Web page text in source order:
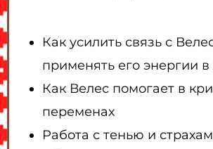
Как усилить связь с
применять его энергии
Как Велес помогает в
переменах
Работа с тенью и